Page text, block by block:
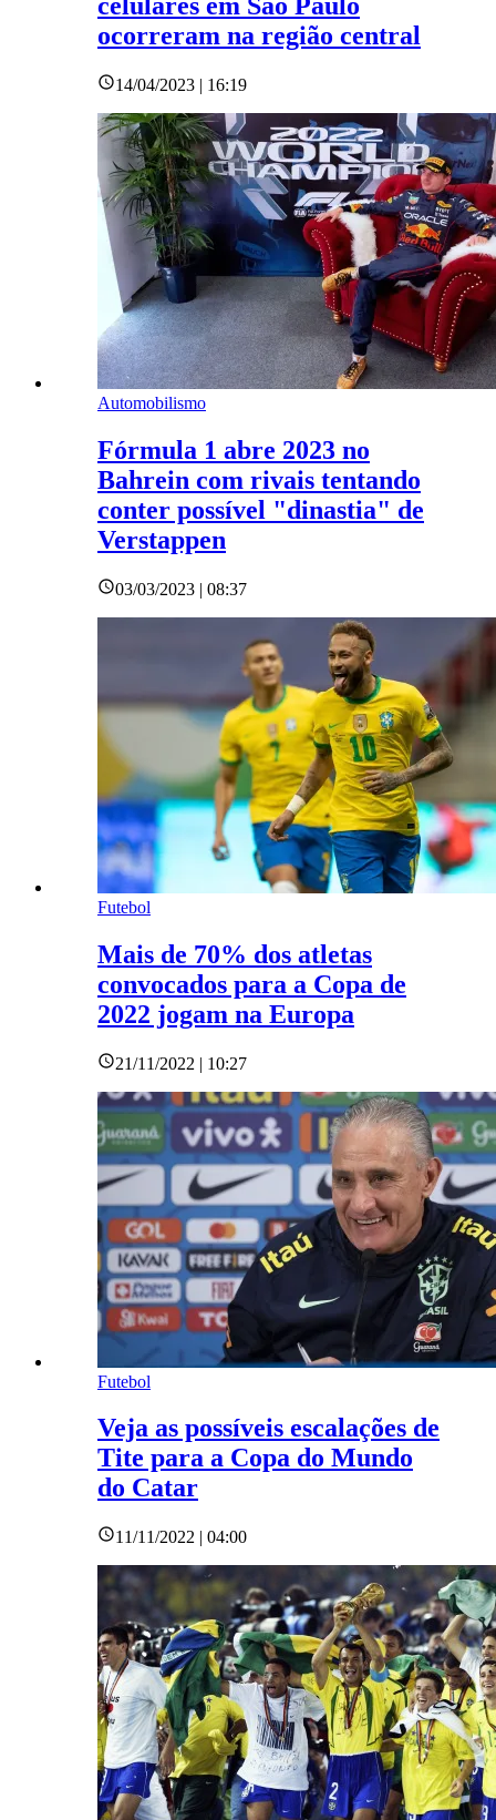
ocorreram na região central
14/04/2023 | 16:19
Automobilismo
Fórmula 1 abre 2023 no
Bahrein com rivais tentando
conter possível "dinastia" de
Verstappen
03/03/2023 | 08:37
Futebol
Mais de 70% dos atletas
convocados para a Copa de
2022 jogam na Europa
21/11/2022 | 10:27
Futebol
Veja as possíveis escalações de
Tite para a Copa do Mundo
do Catar
11/11/2022 | 04:00